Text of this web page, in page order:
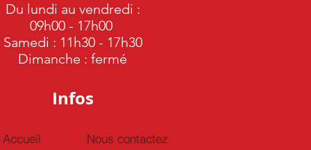
Du lundi au vendredi :
09h00 - 17h00
Samedi : 11h30 - 17h30
Dimanche : fermé
Infos
Accueil Nous contactez